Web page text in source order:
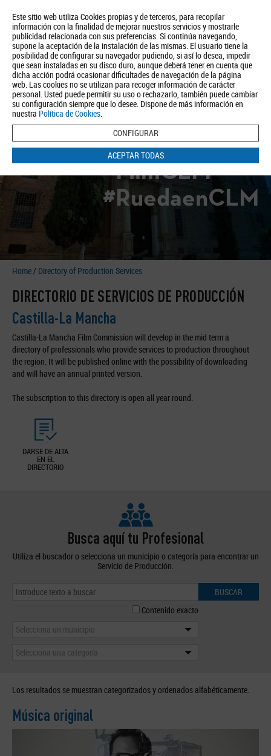
Este sitio web utiliza Cookies propias y de terceros, para recopilar
información con la finalidad de mejorar nuestros servicios y mostrarle
publicidad relacionada con sus preferencias. Si continúa navegando,
supone la aceptación de la instalación de las mismas. El usuario tiene la
posibilidad de configurar su navegador pudiendo, si así lo desea, impedir
que sean instaladas en su disco duro, aunque deberá tener en cuenta que
dicha acción podrá ocasionar dificultades de navegación de la página
web. Las cookies no se utilizan para recoger información de carácter
personal. Usted puede permitir su uso o rechazarlo, también puede cambiar
su configuración siempre que lo desee. Dispone de más información en
nuestra Política de Cookies.
CONFIGURAR
ACEPTAR TODAS
About us Tourism Política de Privacidad Aviso Legal Política de Cookies
BUSCAR
#FilmCLM
#RuedaenCLM
Home/ Directory of Production Services
DIRECTORIO DE SERVICIOS DE PRODUCCIÓN
Castilla-La Mancha
Castilla-La Mancha Film Commission will develop in the mid term a
directory of professionals who provide services to production throughout
the region. It will be published online with the possibility of downloading
and will have an annual printed version.
The subscription to this directory is open all year round.
DARSE DE ALTA
EN EL
DIRECTORIO
Busca aquí tu Profesional
Utiliza el buscador o selecciona un municipio o categoría para encontrar un
Servicio de Producción.
BUSCAR
Contenido exacto
Selecciona un municipio
Selecciona una categoría
Los resultados se muestran categorizados y ordenados alfabéticamente.
Música original